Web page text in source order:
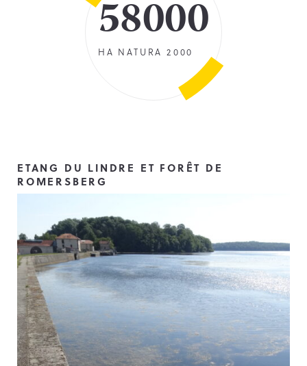
58000
HA NATURA 2000
ETANG DU LINDRE ET FORÊT DE
ROMERSBERG